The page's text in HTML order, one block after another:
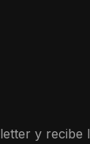
y recibe